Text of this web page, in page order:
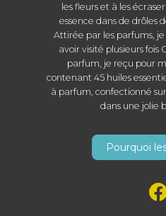
les fleurs et à les
essence dans de drôles
Attirée par les parfums,
avoir visité plusieurs fois
parfum, je reçu pour
contenant 45 huiles
à parfum, confectionné
dans une jolie
Pourquoi